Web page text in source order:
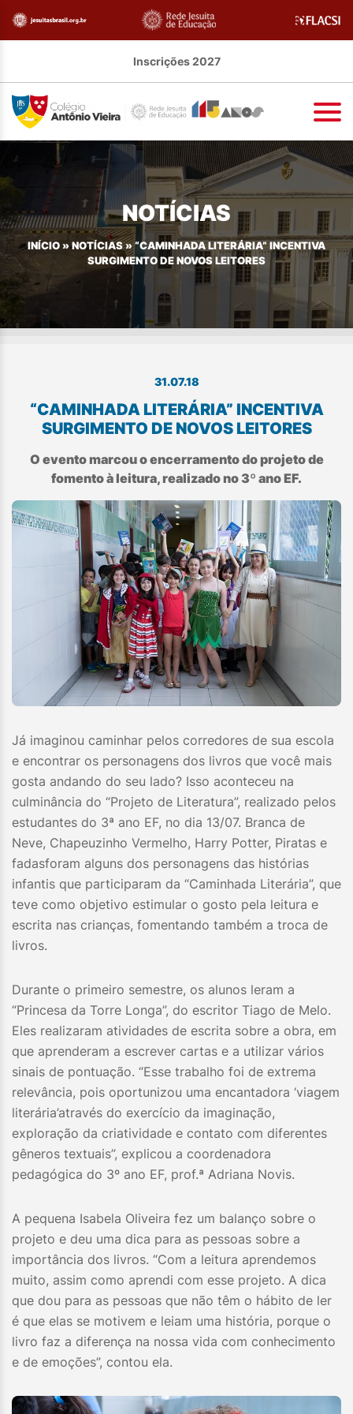
Inscrições 2027
NOTÍCIAS
INÍCIO »NOTÍCIAS»“CAMINHADA LITERÁRIA” INCENTIVA
SURGIMENTO DE NOVOS LEITORES
31.07.18
“CAMINHADA LITERÁRIA” INCENTIVA
SURGIMENTO DE NOVOS LEITORES
O evento marcou o encerramento do projeto de
fomento à leitura, realizado no 3º ano EF.
Já imaginou caminhar pelos corredores de sua escola
e encontrar os personagens dos livros que você mais
gosta andando do seu lado? Isso aconteceu na
culminância do “Projeto de Literatura”, realizado pelos
estudantes do 3ª ano EF, no dia 13/07. Branca de
Neve, Chapeuzinho Vermelho, Harry Potter, Piratas e
fadasforam alguns dos personagens das histórias
infantis que participaram da “Caminhada Literária”, que
teve como objetivo estimular o gosto pela leitura e
escrita nas crianças, fomentando também a troca de
livros.
Durante o primeiro semestre, os alunos leram a
“Princesa da Torre Longa”, do escritor Tiago de Melo.
Eles realizaram atividades de escrita sobre a obra, em
que aprenderam a escrever cartas e a utilizar vários
sinais de pontuação. “Esse trabalho foi de extrema
relevância, pois oportunizou uma encantadora ‘viagem
literária’através do exercício da imaginação,
exploração da criatividade e contato com diferentes
gêneros textuais”, explicou a coordenadora
pedagógica do 3º ano EF, prof.ª Adriana Novis.
A pequena Isabela Oliveira fez um balanço sobre o
projeto e deu uma dica para as pessoas sobre a
importância dos livros. “Com a leitura aprendemos
muito, assim como aprendi com esse projeto. A dica
que dou para as pessoas que não têm o hábito de ler
é que elas se motivem e leiam uma história, porque o
livro faz a diferença na nossa vida com conhecimento
e de emoções”, contou ela.